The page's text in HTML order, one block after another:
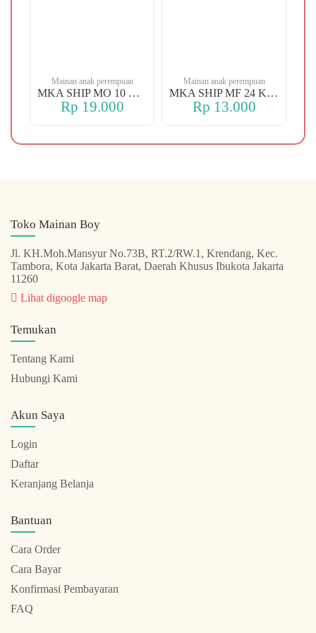
Mainan anak perempuan
MKA SHIP MO 10 CHERRY
Rp 19.000
Mainan anak perempuan
MKA SHIP MF 24 KERANJANG
Rp 13.000
Toko Mainan Boy
Jl. KH.Moh.Mansyur No.73B, RT.2/RW.1, Krendang, Kec.
Tambora, Kota Jakarta Barat, Daerah Khusus Ibukota Jakarta
11260
Lihat digoogle map
Temukan
Tentang Kami
Hubungi Kami
Akun Saya
Login
Daftar
Keranjang Belanja
Bantuan
Cara Order
Cara Bayar
Konfirmasi Pembayaran
FAQ